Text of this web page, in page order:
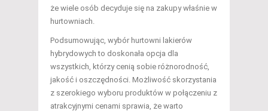
że wiele osób decyduje się na zakupy właśnie w
hurtowniach.
Podsumowując, wybór hurtowni lakierów
hybrydowych to doskonała opcja dla
wszystkich, którzy cenią sobie różnorodność,
jakość i oszczędności. Możliwość skorzystania
z szerokiego wyboru produktów w połączeniu z
atrakcyjnymi cenami sprawia, że warto